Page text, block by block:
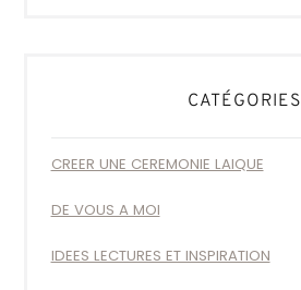
CATÉGORIES
CREER UNE CEREMONIE LAIQUE
DE VOUS A MOI
IDEES LECTURES ET INSPIRATION